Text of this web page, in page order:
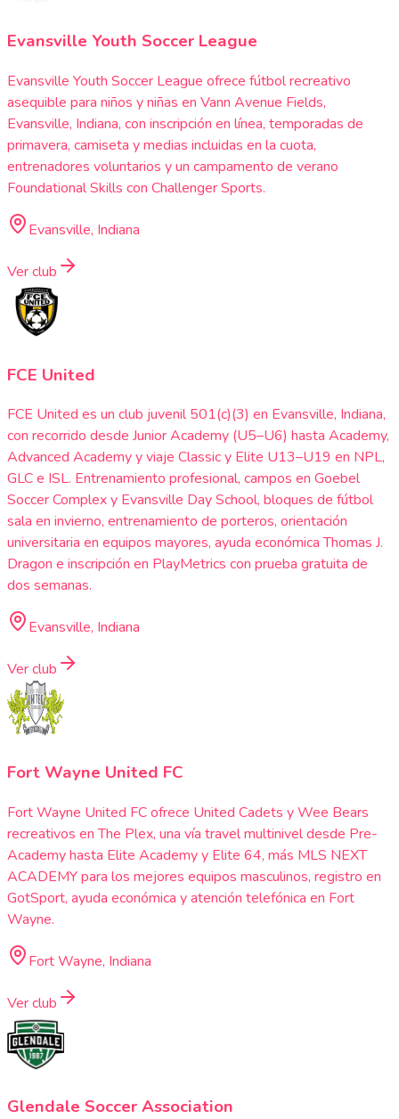
Evansville Youth Soccer League
Evansville Youth Soccer League ofrece fútbol recreativo
asequible para niños y niñas en Vann Avenue Fields,
Evansville, Indiana, con inscripción en línea, temporadas de
primavera, camiseta y medias incluidas en la cuota,
entrenadores voluntarios y un campamento de verano
Foundational Skills con Challenger Sports.
Evansville, Indiana
Ver club
FCE United
FCE United es un club juvenil 501(c)(3) en Evansville, Indiana,
con recorrido desde Junior Academy (U5–U6) hasta Academy,
Advanced Academy y viaje Classic y Elite U13–U19 en NPL,
GLC e ISL. Entrenamiento profesional, campos en Goebel
Soccer Complex y Evansville Day School, bloques de fútbol
sala en invierno, entrenamiento de porteros, orientación
universitaria en equipos mayores, ayuda económica Thomas J.
Dragon e inscripción en PlayMetrics con prueba gratuita de
dos semanas.
Evansville, Indiana
Ver club
Fort Wayne United FC
Fort Wayne United FC ofrece United Cadets y Wee Bears
recreativos en The Plex, una vía travel multinivel desde Pre-
Academy hasta Elite Academy y Elite 64, más MLS NEXT
ACADEMY para los mejores equipos masculinos, registro en
GotSport, ayuda económica y atención telefónica en Fort
Wayne.
Fort Wayne, Indiana
Ver club
Glendale Soccer Association